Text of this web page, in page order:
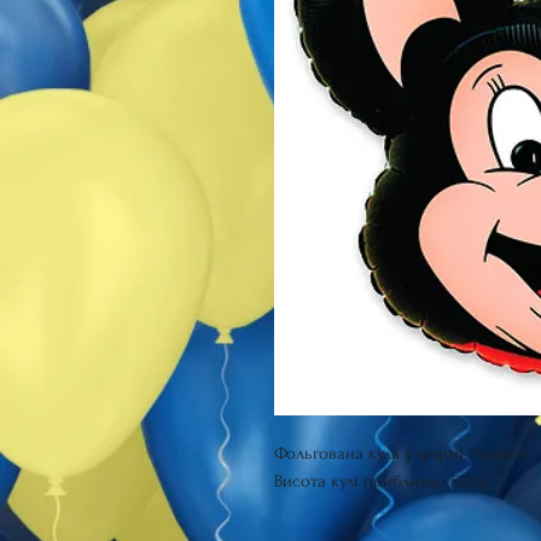
Фольгована куля у формі Мишки
Висота кулі приблизно 50см